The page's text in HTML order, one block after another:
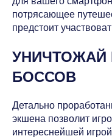
потрясающее
предстоит
УНИЧТОЖАЙ
БОССОВ
Детально
экшена позволит
интереснейшей